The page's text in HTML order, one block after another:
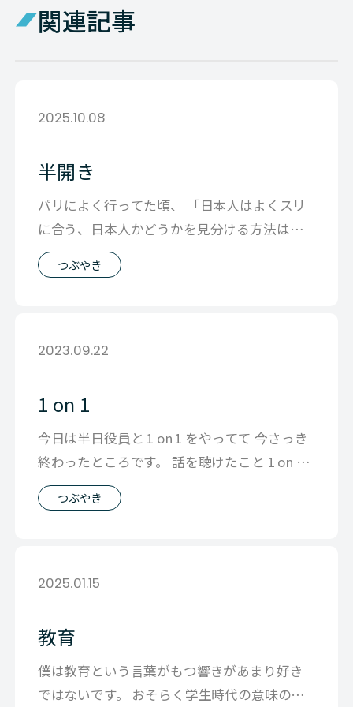
関連記事
2025.10.08
半開き
パリによく行ってた頃、 「日本人はよくスリ
に合う、日本人かどうかを見分ける方法は一
つ 口がぽっっと半分開いてたらそれはほ
つぶやき
2023.09.22
1 on 1
今日は半日役員と 1 on 1 をやってて 今さっき
終わったところです。 話を聴けたこと 1 on 1
の体験じたい い
つぶやき
2025.01.15
教育
僕は教育という言葉がもつ響きがあまり好き
ではないです。 おそらく学生時代の意味のわ